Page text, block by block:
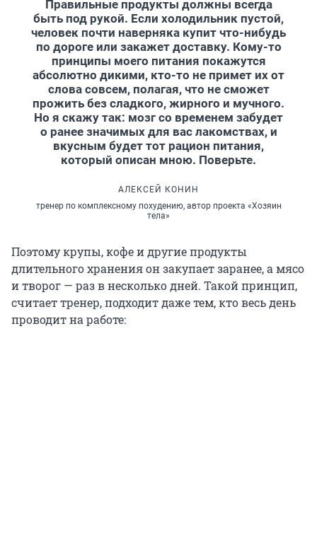
Правильные продукты должны всегда
быть под рукой. Если холодильник пустой,
человек почти наверняка купит что-нибудь
по дороге или закажет доставку. Кому-то
принципы моего питания покажутся
абсолютно дикими, кто-то не примет их от
слова совсем, полагая, что не сможет
прожить без сладкого, жирного и мучного.
Но я скажу так: мозг со временем забудет
о ранее значимых для вас лакомствах, и
вкусным будет тот рацион питания,
который описан мною. Поверьте.
АЛЕКСЕЙ КОНИН
тренер по комплексному похудению, автор проекта «Хозяин
тела»
Поэтому крупы, кофе и другие продукты
длительного хранения он закупает заранее, а мясо
и творог — раз в несколько дней. Такой принцип,
считает тренер, подходит даже тем, кто весь день
проводит на работе: